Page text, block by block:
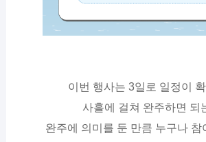
이번 행사는 3일로 일정이
사흘에 걸쳐 완주하면 되
완주에 의미를 둔 만큼 누구나 참